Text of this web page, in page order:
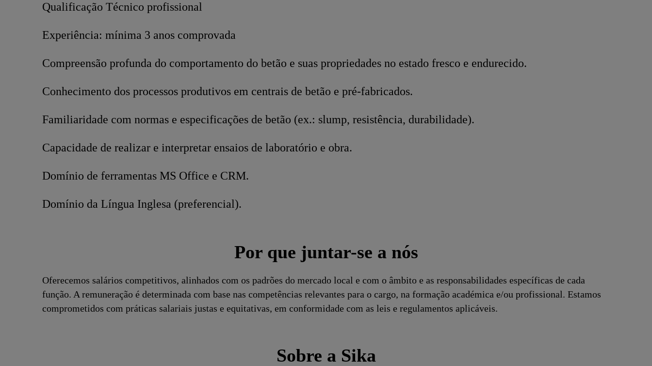
Qualificação Técnico profissional
Experiência: mínima 3 anos comprovada
Compreensão profunda do comportamento do betão e suas propriedades no estado fresco e endurecido.
Conhecimento dos processos produtivos em centrais de betão e pré‑fabricados.
Familiaridade com normas e especificações de betão (ex.: slump, resistência, durabilidade).
Capacidade de realizar e interpretar ensaios de laboratório e obra.
Domínio de ferramentas MS Office e CRM.
Domínio da Língua Inglesa (preferencial).
Por que juntar-se a nós
Oferecemos salários competitivos, alinhados com os padrões do mercado local e com o âmbito e as responsabilidades específicas de cada
função. A remuneração é determinada com base nas competências relevantes para o cargo, na formação académica e/ou profissional. Estamos
comprometidos com práticas salariais justas e equitativas, em conformidade com as leis e regulamentos aplicáveis.
Sobre a Sika